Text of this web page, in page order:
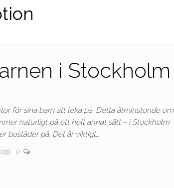
i Stockholm
för sina barn att leka på. Detta åtminstonde om
naturligt på ett helt annat sätt – i Stockholm
bostäder på. Det är viktigt…
0